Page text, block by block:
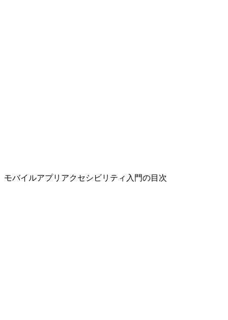
モバイルアプリアクセシビリティ入門の目次